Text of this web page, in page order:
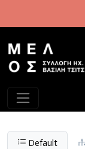
Default